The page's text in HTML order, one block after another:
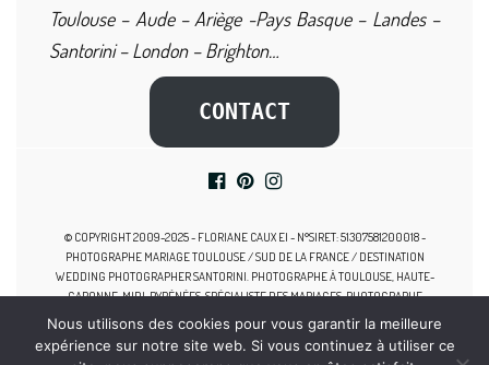
Toulouse – Aude – Ariège -Pays Basque – Landes –
Santorini – London – Brighton…
CONTACT
© COPYRIGHT 2009-2025 - FLORIANE CAUX EI - N°SIRET: 51307581200018 -
PHOTOGRAPHE MARIAGE TOULOUSE / SUD DE LA FRANCE / DESTINATION
WEDDING PHOTOGRAPHER SANTORINI. PHOTOGRAPHE À TOULOUSE, HAUTE-
GARONNE, MIDI-PYRÉNÉES, SPÉCIALISTE DES MARIAGES, PHOTOGRAPHE
GROSSESSE TOULOUSE, SEANCE PHOTO NAISSANCE, PHOTOGRAPHE FAMILLE
TOULOUSE, PHOTOGRAPHE NOUVEAU-NE TOULOUSE.
Nous utilisons des cookies pour vous garantir la meilleure
expérience sur notre site web. Si vous continuez à utiliser ce